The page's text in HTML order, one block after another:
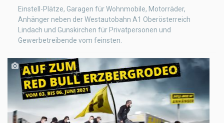
Einstell-Plätze, Garagen für Wohnmobile, Motorräder,
Anhänger neben der Westautobahn A1 Oberösterreich
Lindach und Gunskirchen für Privatpersonen und
Gewerbetreibende vom feinsten.